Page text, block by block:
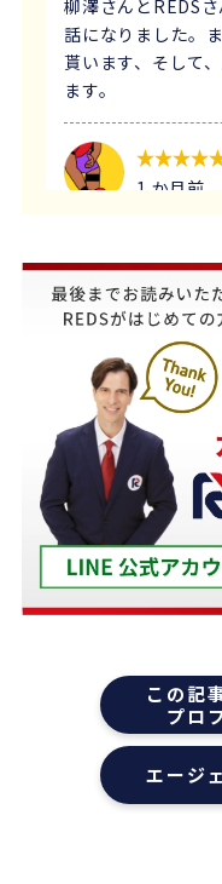
柳澤さんとREDS
話になりました。
貰います、そして
ます。
1 か月前
他の不動産会社と
のペースで進める
担当の下山さんに
築年数が厳しい条
ろ、適切かつ具体
下山さんの人柄も
談や笑い話が多く
うほどでした。
また色々な相談も
ております。
また機会があれば
していきたいと思
エージェントの指
本当にありがとう
この記
プロ
エージ